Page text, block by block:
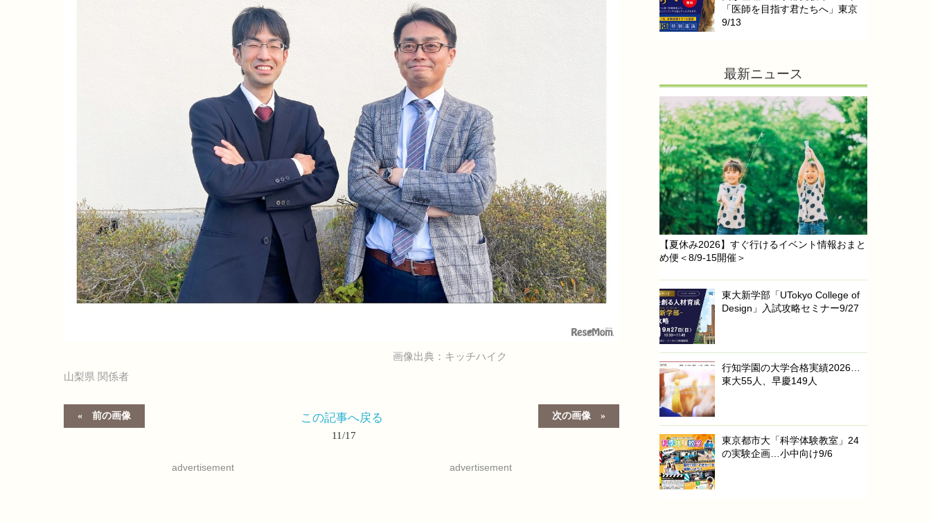
画像出典：キッチハイク
山梨県 関係者
前の画像 次の画像
この記事へ戻る
11/17
advertisement advertisement
「医師を目指す君たちへ」東京
9/13
最新ニュース
【夏休み2026】すぐ行けるイベント情報おまと
め便＜8/9-15開催＞
東大新学部「UTokyo College of
Design」入試攻略セミナー9/27
行知学園の大学合格実績2026…
東大55人、早慶149人
東京都市大「科学体験教室」24
の実験企画…小中向け9/6